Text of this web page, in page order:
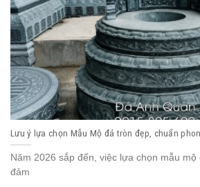
Lưu ý lựa chọn Mẫu Mộ đá tròn đẹp, chuẩn
Năm 2026 sắp đến, việc lựa chọn mẫu
đảm